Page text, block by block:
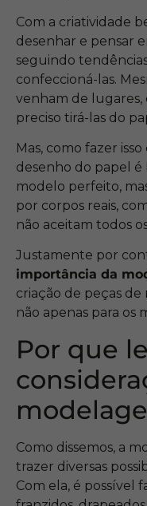
Com a criatividade
desenhar e pensar
seguindo
confeccioná-las.
venham de lugares,
preciso tirá-las do
Mas, como fazer
desenho do papel é
modelo perfeito,
por corpos reais,
não aceitam todos
Justamente por
importância da
criação de peças de
não apenas para os
Por que
Como dissemos, a
trazer diversas
Com ela, é possível